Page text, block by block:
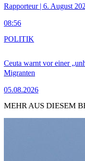
Rapporteur | 6. August
08:56
Ceuta warnt vor einer
Migranten
05.08.2026
POLITIK
MEHR AUS DIESEM